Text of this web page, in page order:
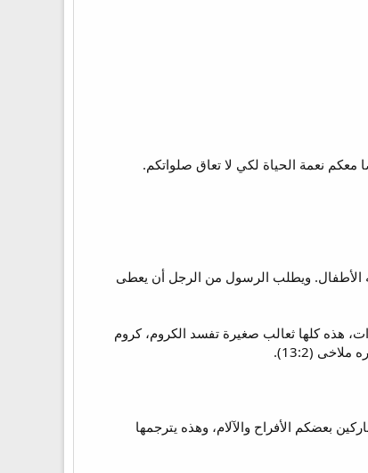
الأطفال. ويطلب الرسول من الرجل أن يعطى
هذه كلها ثعالب صغيرة تفسد الكروم، كروم
(13:2).
بعضكم الأفراح والآلام، وهذه يترجمها